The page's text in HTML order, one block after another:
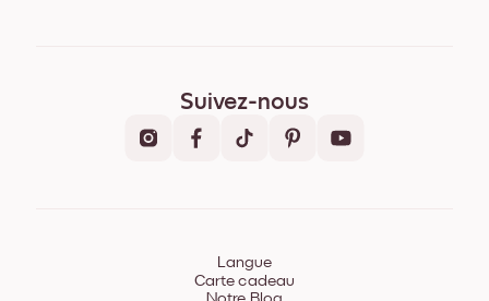
Suivez-nous
Langue
Carte cadeau